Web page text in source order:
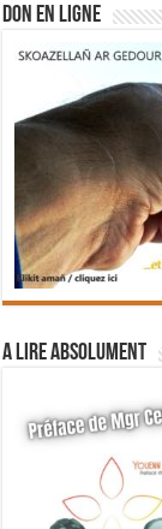
DON EN LIGNE
A lire absolument